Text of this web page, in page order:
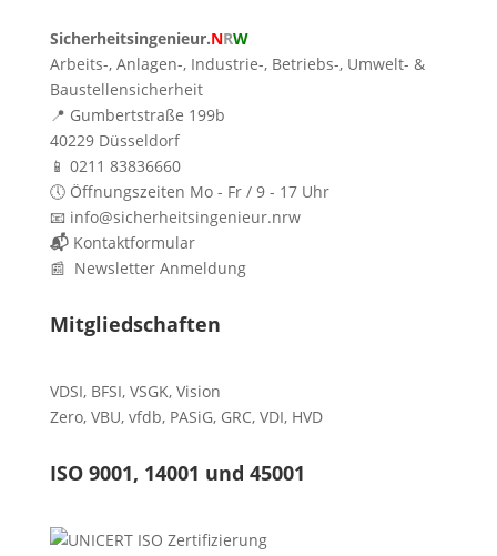
Sicherheitsingenieur.NRW
Arbeits-, Anlagen-, Industrie-, Betriebs-, Umwelt- &
Baustellensicherheit
📍 Gumbertstraße 199b
40229 Düsseldorf
📱 0211 83836660
🕔 Öffnungszeiten Mo - Fr / 9 - 17 Uhr
📧 info@sicherheitsingenieur.nrw
📬 Kontaktformular
📰 Newsletter Anmeldung
Mitgliedschaften
VDSI, BFSI, VSGK, Vision
Zero, VBU, vfdb, PASiG, GRC, VDI, HVD
ISO 9001, 14001 und 45001